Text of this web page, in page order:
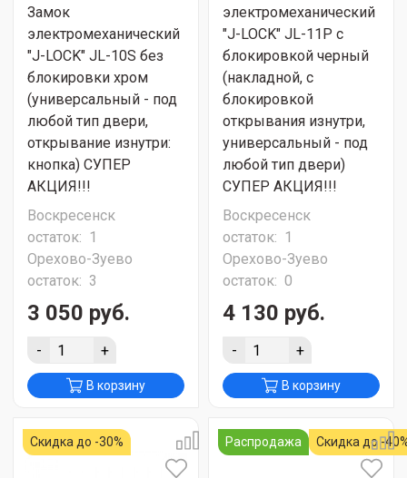
Замок
электромеханический
"J-LOCK" JL-10S без
блокировки хром
(универсальный - под
любой тип двери,
открывание изнутри:
кнопка) СУПЕР
АКЦИЯ!!!
Воскресенск
остаток: 1
Орехово-Зуево
остаток: 3
3 050 руб.
- +
В корзину
электромеханический
"J-LOCK" JL-11P с
блокировкой черный
(накладной, с
блокировкой
открывания изнутри,
универсальный - под
любой тип двери)
СУПЕР АКЦИЯ!!!
Воскресенск
остаток: 1
Орехово-Зуево
остаток: 0
4 130 руб.
- +
В корзину
Скидка до -30% Распродажа Скидка до -